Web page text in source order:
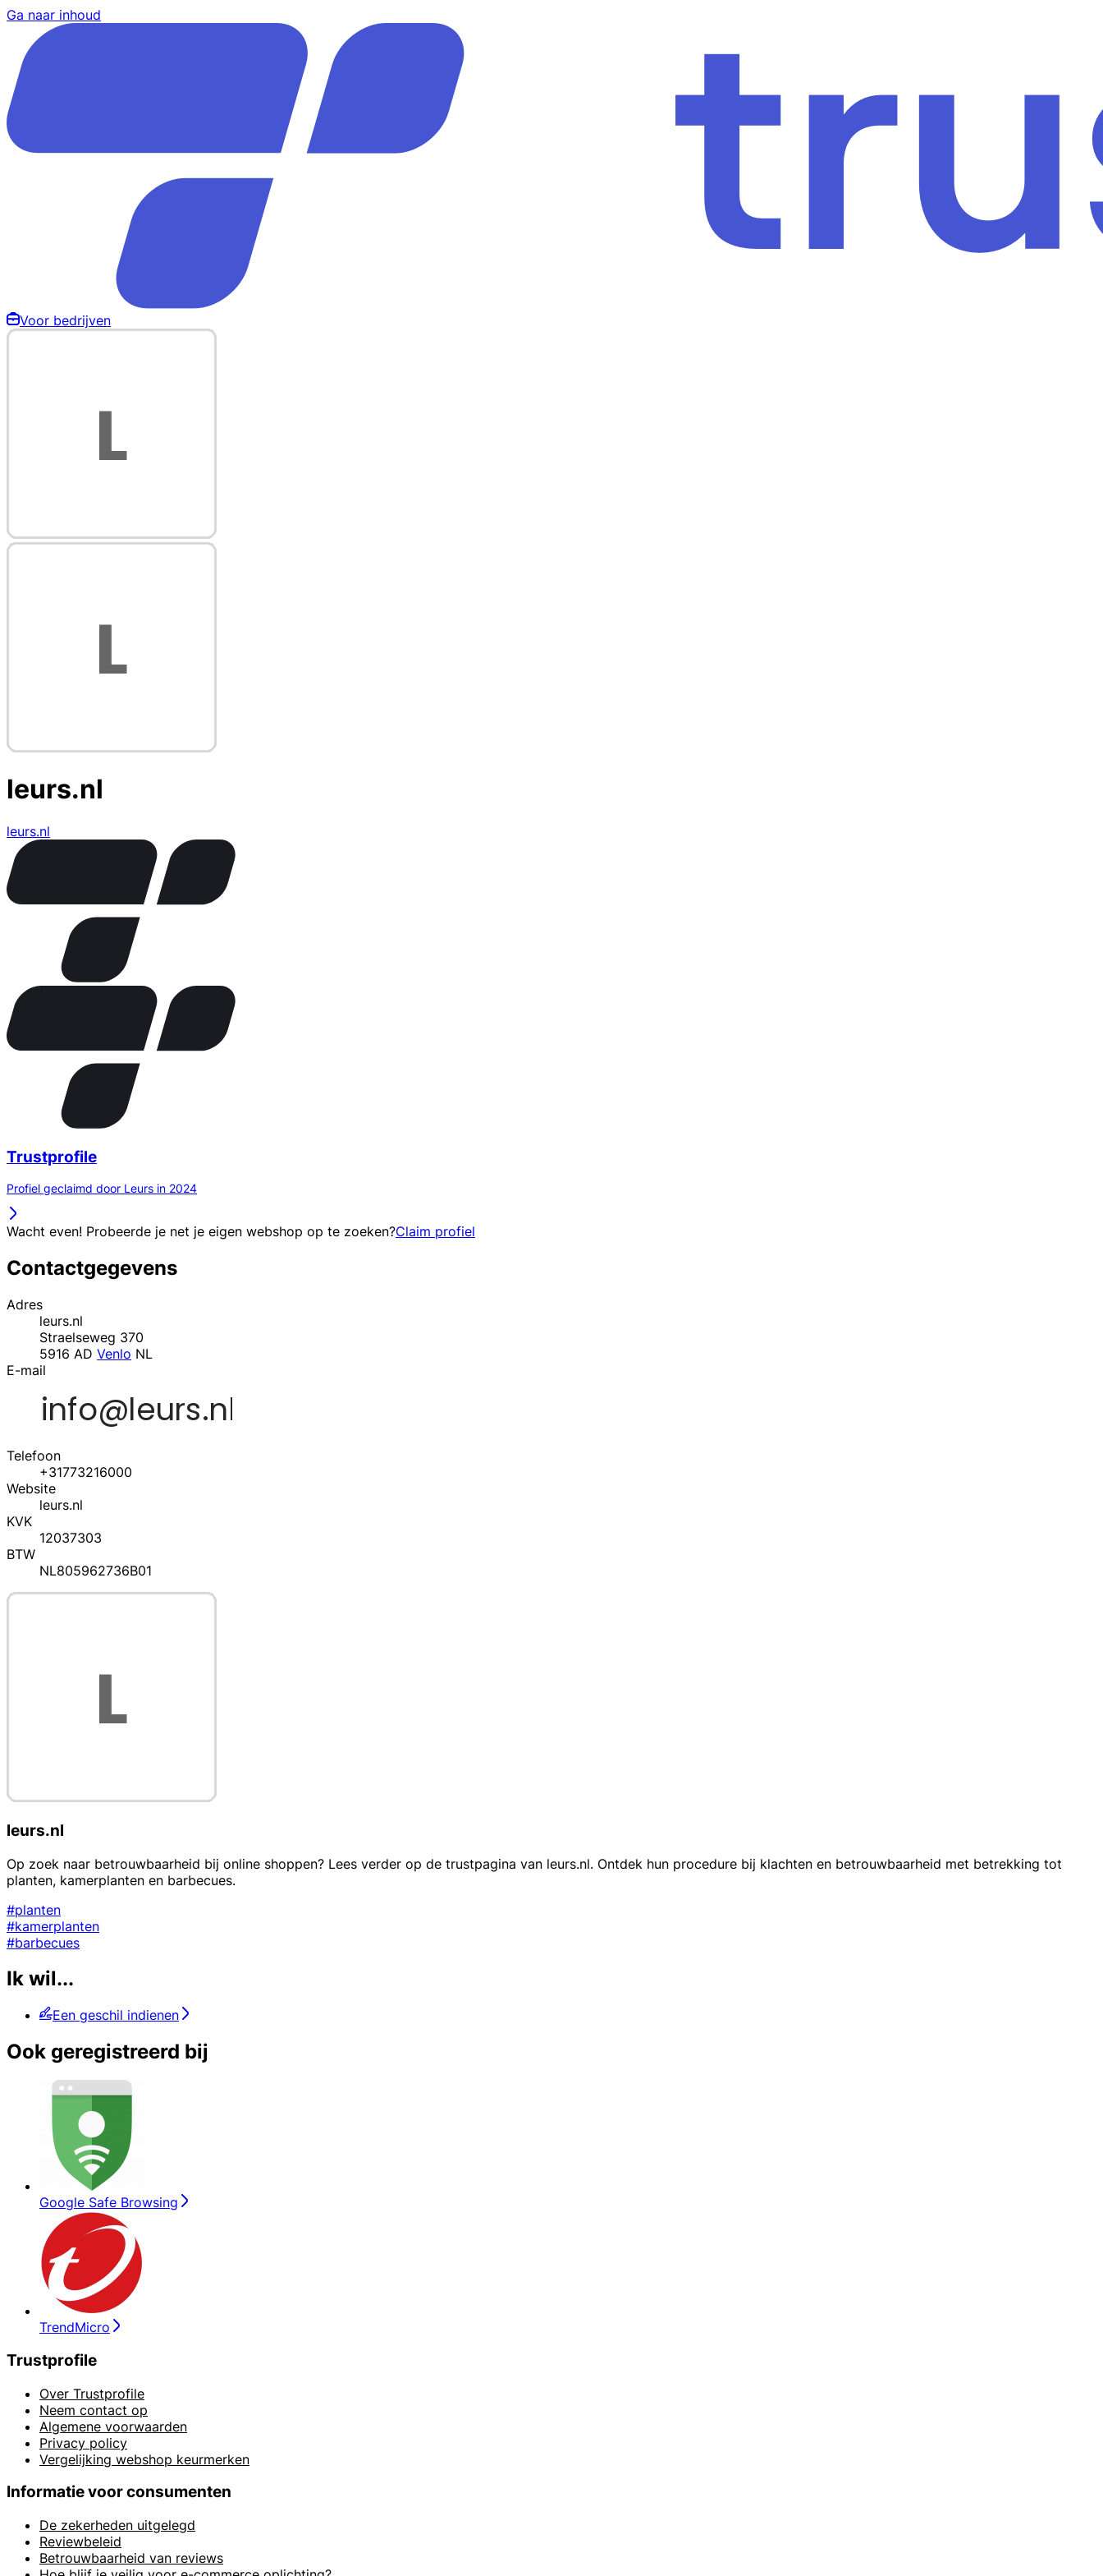
Ga naar inhoud
Voor bedrijven
leurs.nl
leurs.nl
Trustprofile
Profiel geclaimd door Leurs in 2024
Wacht even! Probeerde je net je eigen webshop op te zoeken?Claim profiel
Contactgegevens
Adres
leurs.nl
Straelseweg 370
5916 AD Venlo NL
E-mail
Telefoon
+31773216000
Website
leurs.nl
KVK
12037303
BTW
NL805962736B01
leurs.nl
Op zoek naar betrouwbaarheid bij online shoppen? Lees verder op de trustpagina van leurs.nl. Ontdek hun procedure bij klachten en betrouwbaarheid met betrekking tot
planten, kamerplanten en barbecues.
#planten
#kamerplanten
#barbecues
Ik wil...
Een geschil indienen
Ook geregistreerd bij
Google Safe Browsing
TrendMicro
Trustprofile
Over Trustprofile
Neem contact op
Algemene voorwaarden
Privacy policy
Vergelijking webshop keurmerken
Informatie voor consumenten
De zekerheden uitgelegd
Reviewbeleid
Betrouwbaarheid van reviews